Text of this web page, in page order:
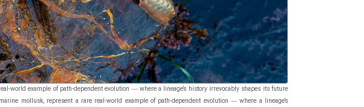
world example of path-dependent evolution — where a lineage’s history irrevocably shapes its future
mollusk, represent a rare real-world example of path-dependent evolution — where a lineage’s